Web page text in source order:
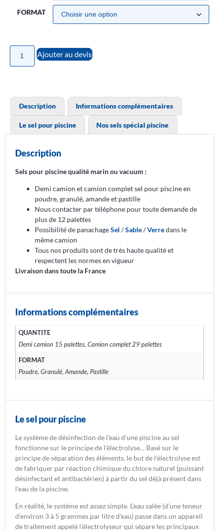
FORMAT
Ajouter au devis
Description Informations complémentaires
Le sel pour piscine Nos sels spécial piscine
Description
Sels pour piscine qualité marin ou vacuum :
Demi camion et camion complet sel pour piscine en
poudre, granulé, amande et pastille
Nous contacter par téléphone pour toute demande de
plus de 12 palettes
Possibilité de panachageSel /Sable/Verredans le
même camion
Tous nos produits sont de très haute qualité et
respectent les normes en vigueur
Livraison dans toute la France
Informations complémentaires
QUANTITE
Demi camion 15 palettes, Camion complet 29 palettes
FORMAT
Poudre, Granulé, Amande, Pastille
Le sel pour piscine
Le système de désinfection de l’eau d’une piscine au sel
fonctionne sur le principe de l’électrolyse… Basé sur le
principe de séparation des éléments, le but de l’électrolyse est
de fabriquer par réaction chimique du chlore naturel (puissant
désinfectant et antibactérien) à partir du sel déjà présent dans
l’eau de la piscine.
En réalité, le système est assez simple. L’eau salée (d’une teneur
d’environ 3 à 5 grammes par litre d’eau) passe dans un appareil
de traitement appelé l’électrolyseur qui sépare les principaux